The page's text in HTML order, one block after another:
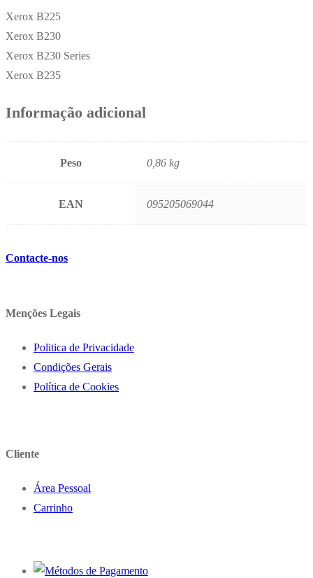
Xerox B225
Xerox B230
Xerox B230 Series
Xerox B235
Informação adicional
Peso 0,86 kg
EAN 095205069044
Contacte-nos
Menções Legais
Politica de Privacidade
Condições Gerais
Política de Cookies
Cliente
Área Pessoal
Carrinho